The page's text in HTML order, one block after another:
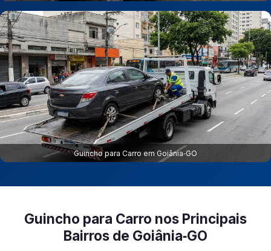
Guincho para Carro em Goiânia‑GO
Guincho para Carro nos Principais
Bairros de Goiânia‑GO